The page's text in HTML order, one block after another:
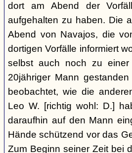
dort am Abend der
aufgehalten zu haben. Die
Abend von Navajos, die
dortigen Vorfälle informiert
selbst auch noch zu
20jähriger Mann
beobachtet, wie die
Leo W. [richtig wohl: D.]
daraufhin auf den Mann
Hände schützend vor das
Zum Beginn seiner Zeit bei